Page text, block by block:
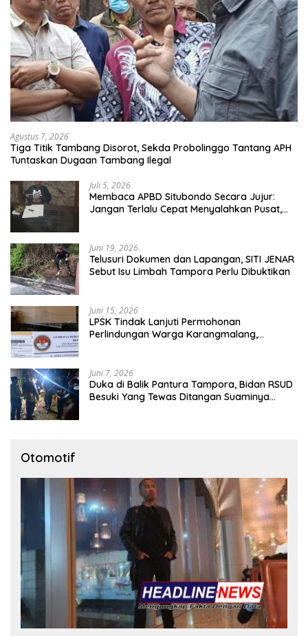
Agustus 7, 2026
Tiga Titik Tambang Disorot, Sekda Probolinggo Tantang APH
Tuntaskan Dugaan Tambang Ilegal
Juli 5, 2026
Membaca APBD Situbondo Secara Jujur:
Jangan Terlalu Cepat Menyalahkan Pusat,
Juni 19, 2026
Telusuri Dokumen dan Lapangan, SITI JENAR
Sebut Isu Limbah Tampora Perlu Dibuktikan
Juni 15, 2026
LPSK Tindak Lanjuti Permohonan
Perlindungan Warga Karangmalang,
Juni 7, 2026
Duka di Balik Pantura Tampora, Bidan RSUD
Besuki Yang Tewas Ditangan Suaminya
Otomotif